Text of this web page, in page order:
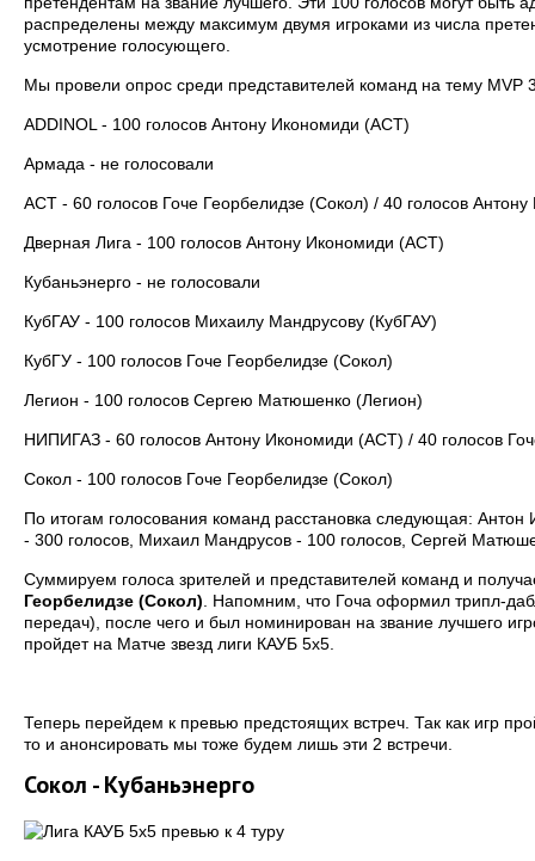
распределены между максимум двумя игроками из числа
усмотрение голосующего.
Мы провели опрос среди представителей команд на тему MVP
ADDINOL - 100 голосов Антону Икономиди (АСТ)
Армада - не голосовали
АСТ - 60 голосов Гоче Георбелидзе (Сокол) / 40 голосов
Дверная Лига - 100 голосов Антону Икономиди (АСТ)
Кубаньэнерго - не голосовали
КубГАУ - 100 голосов Михаилу Мандрусову (КубГАУ)
КубГУ - 100 голосов Гоче Георбелидзе (Сокол)
Легион - 100 голосов Сергею Матюшенко (Легион)
НИПИГАЗ - 60 голосов Антону Икономиди (АСТ) / 40 голосов
Сокол - 100 голосов Гоче Георбелидзе (Сокол)
По итогам голосования команд расстановка следующая:
- 300 голосов, Михаил Мандрусов - 100 голосов, Сергей
Суммируем голоса зрителей и представителей команд и
Георбелидзе (Сокол) . Напомним, что Гоча оформил трипл-
передач), после чего и был номинирован на звание лучшего
пройдет на Матче звезд лиги КАУБ 5х5.
Теперь перейдем к превью предстоящих встреч. Так как игр
то и анонсировать мы тоже будем лишь эти 2 встречи.
Сокол - Кубаньэнерго